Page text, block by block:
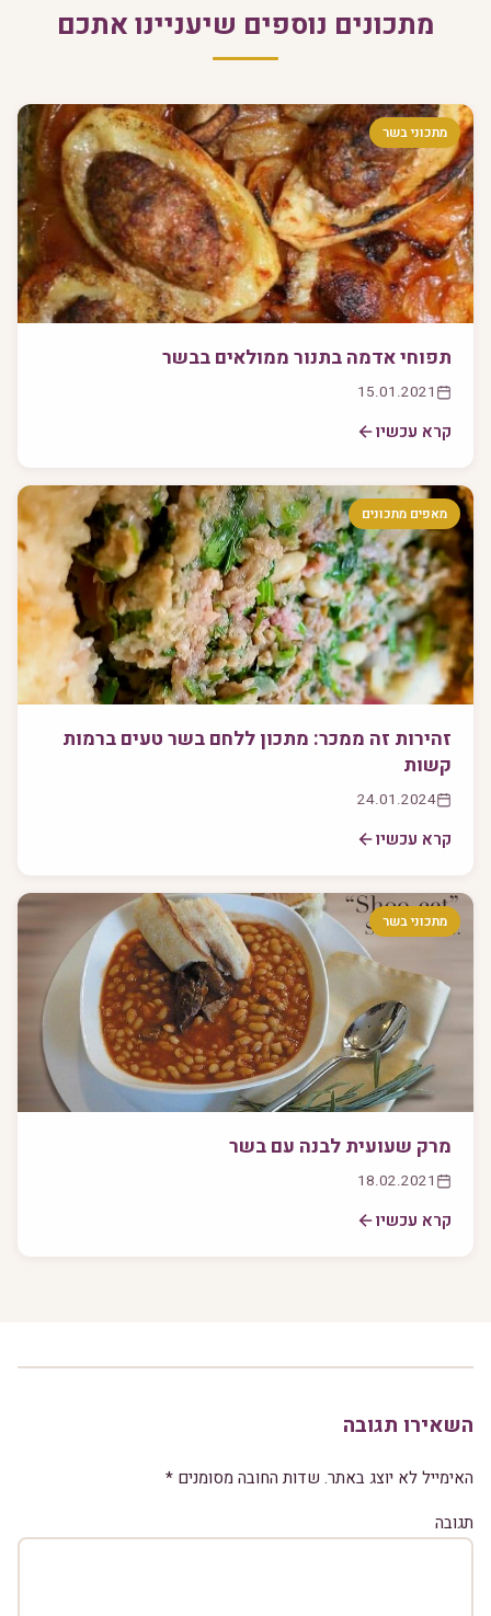
מתכונים נוספים שיעניינו אתכם
מתכוני בשר
תפוחי אדמה בתנור ממולאים בבשר
15.01.2021
קרא עכשיו
מאפים מתכונים
זהירות זה ממכר: מתכון ללחם בשר טעים ברמות
קשות
24.01.2024
קרא עכשיו
מתכוני בשר
מרק שעועית לבנה עם בשר
18.02.2021
קרא עכשיו
השאירו תגובה
האימייל לא יוצג באתר. שדות החובה מסומנים *
תגובה